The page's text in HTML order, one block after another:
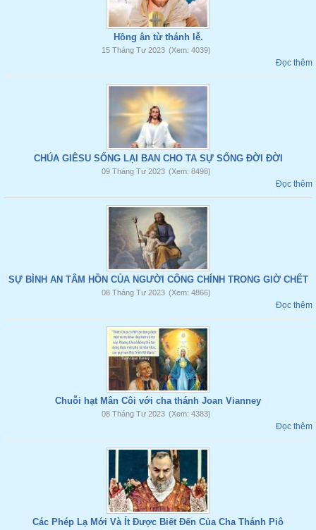
Hồng ân từ thánh lễ.
15 Tháng Tư 2023 (Xem: 4039)
Đọc thêm
CHÚA GIÊSU SỐNG LẠI BAN CHO TA SỰ SỐNG ĐỜI ĐỜI
09 Tháng Tư 2023 (Xem: 8498)
Đọc thêm
SỰ BÌNH AN TÂM HỒN CỦA NGƯỜI CÔNG CHÍNH TRONG GIỜ CHẾT
08 Tháng Tư 2023 (Xem: 4866)
Đọc thêm
Chuỗi hạt Mân Côi với cha thánh Joan Vianney
08 Tháng Tư 2023 (Xem: 4383)
Đọc thêm
Các Phép Lạ Mới Và Ít Được Biết Đến Của Cha Thánh Piô